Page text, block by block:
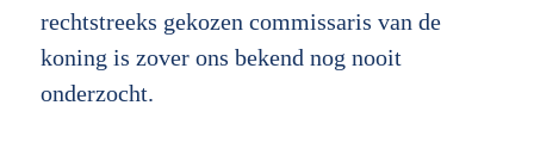
rechtstreeks gekozen commissaris van de
koning is zover ons bekend nog nooit
onderzocht.